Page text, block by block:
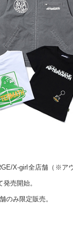
X-girl全店舗（※ア
売開始。
のみ限定販売。